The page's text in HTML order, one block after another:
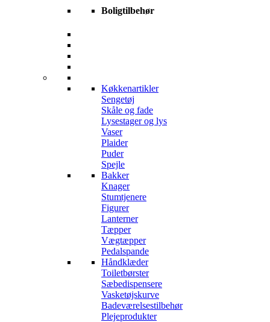
Boligtilbehør
Køkkenartikler
Sengetøj
Skåle og fade
Lysestager og lys
Vaser
Plaider
Puder
Spejle
Bakker
Knager
Stumtjenere
Figurer
Lanterner
Tæpper
Vægtæpper
Pedalspande
Håndklæder
Toiletbørster
Sæbedispensere
Vasketøjskurve
Badeværelsestilbehør
Plejeprodukter